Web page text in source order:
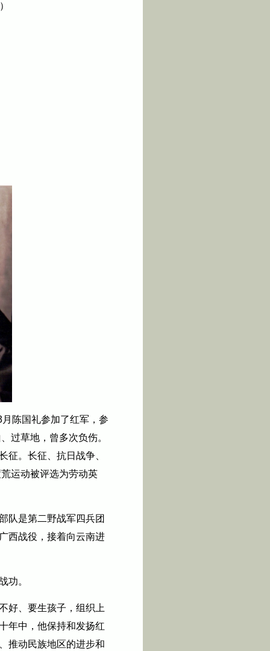
陈国礼参加了红军，参
过草地，曾多次负伤。
征。长征、抗日战争、
运动被评选为劳动英
队是第二野战军四兵团
西战役，接着向云南进
功。
好、要生孩子，组织上
年中，他保持和发扬红
推动民族地区的进步和